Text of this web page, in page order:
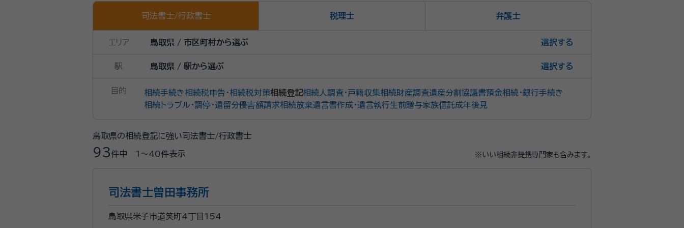
司法書士/行政書士 税理士 弁護士
エリア 鳥取県 / 市区町村から選ぶ 選択
駅 鳥取県 / 駅から選ぶ 選択
目的 相続手続き相続税申告・相続税対策相続登記相続人調査・戸籍収集相続財産調査遺産分割協議書預金相続・銀行手続き
相続トラブル・調停・遺留分侵害額請求相続放棄遺言書作成・遺言執行生前贈与家族信託成年後見
鳥取県の相続登記に強い司法書士/行政書士
93件中 1〜40件表示 ※いい相続非提携専門家も含みます。
司法書士曽田事務所
鳥取県米子市道笑町4丁目154